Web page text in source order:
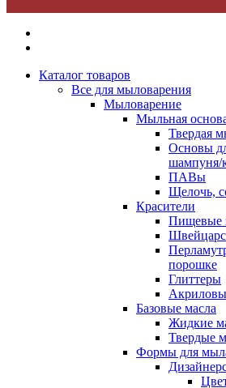
Каталог товаров
Все для мыловарения
Мыловарение
Мыльная
Твердая
Основы
шампуня/
ПАВы
Щелочь,
Красители
Пищевые
порошке
Глиттеры
Базовые масла
Жидкие
Твердые
Формы для